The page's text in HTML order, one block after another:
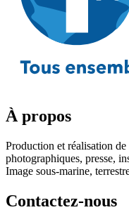
À propos
Production et réalisation
photographiques, presse,
Image sous-marine,
Contactez-nous